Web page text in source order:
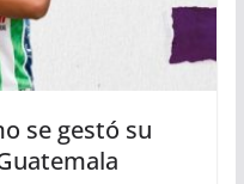
se gestó su